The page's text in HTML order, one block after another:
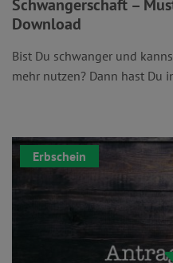
Schwangerschaft –
Download
Bist Du schwanger und
mehr nutzen? Dann hast Du
Erbschein